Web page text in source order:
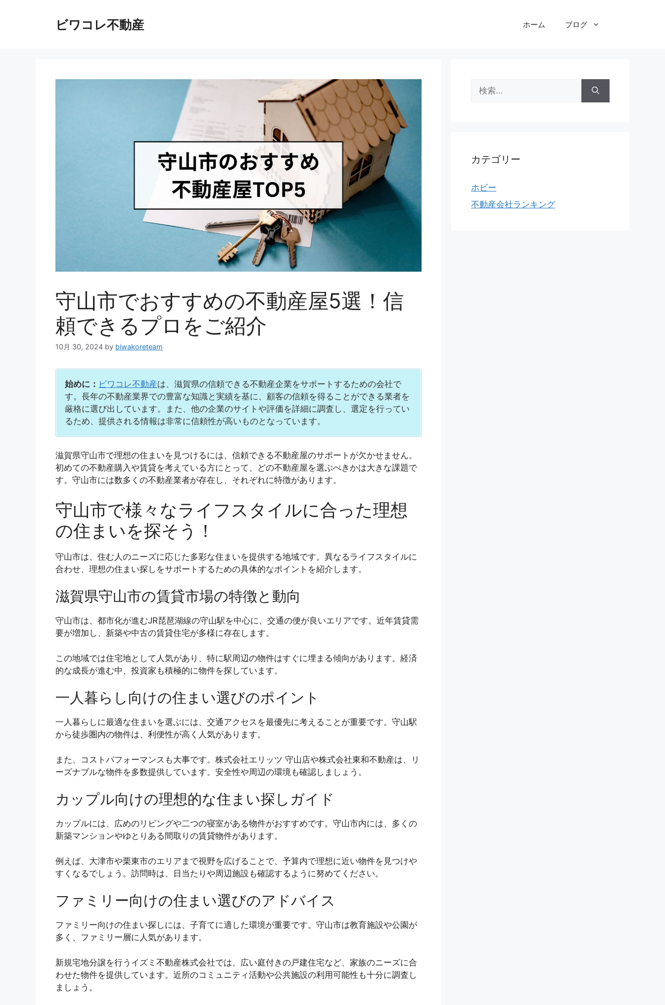
ビワコレ不動産 ホーム ブログ
守山市でおすすめの不動産屋5選！信
頼できるプロをご紹介
10月 30, 2024 by biwakoreteam
始めに： ビワコレ不動産は、滋賀県の信頼できる不動産企業をサポートするための会社で
す。長年の不動産業界での豊富な知識と実績を基に、顧客の信頼を得ることができる業者を
厳格に選び出しています。また、他の企業のサイトや評価を詳細に調査し、選定を行ってい
るため、提供される情報は非常に信頼性が高いものとなっています。
滋賀県守山市で理想の住まいを見つけるには、信頼できる不動産屋のサポートが欠かせません。
初めての不動産購入や賃貸を考えている方にとって、どの不動産屋を選ぶべきかは大きな課題で
す。守山市には数多くの不動産業者が存在し、それぞれに特徴があります。
守山市で様々なライフスタイルに合った理想
の住まいを探そう！
守山市は、住む人のニーズに応じた多彩な住まいを提供する地域です。異なるライフスタイルに
合わせ、理想の住まい探しをサポートするための具体的なポイントを紹介します。
滋賀県守山市の賃貸市場の特徴と動向
守山市は、都市化が進むJR琵琶湖線の守山駅を中心に、交通の便が良いエリアです。近年賃貸需
要が増加し、新築や中古の賃貸住宅が多様に存在します。
この地域では住宅地として人気があり、特に駅周辺の物件はすぐに埋まる傾向があります。経済
的な成長が進む中、投資家も積極的に物件を探しています。
一人暮らし向けの住まい選びのポイント
一人暮らしに最適な住まいを選ぶには、交通アクセスを最優先に考えることが重要です。守山駅
から徒歩圏内の物件は、利便性が高く人気があります。
また、コストパフォーマンスも大事です。株式会社エリッツ 守山店や株式会社東和不動産は、リ
ーズナブルな物件を多数提供しています。安全性や周辺の環境も確認しましょう。
カップル向けの理想的な住まい探しガイド
カップルには、広めのリビングや二つの寝室がある物件がおすすめです。守山市内には、多くの
新築マンションやゆとりある間取りの賃貸物件があります。
例えば、大津市や栗東市のエリアまで視野を広げることで、予算内で理想に近い物件を見つけや
すくなるでしょう。訪問時は、日当たりや周辺施設も確認するように努めてください。
ファミリー向けの住まい選びのアドバイス
ファミリー向けの住まい探しには、子育てに適した環境が重要です。守山市は教育施設や公園が
多く、ファミリー層に人気があります。
新規宅地分譲を行うイズミ不動産株式会社では、広い庭付きの戸建住宅など、家族のニーズに合
わせた物件を提供しています。近所のコミュニティ活動や公共施設の利用可能性も十分に調査し
ましょう。
索:
カテゴリー
ホビー
不動産会社ランキング